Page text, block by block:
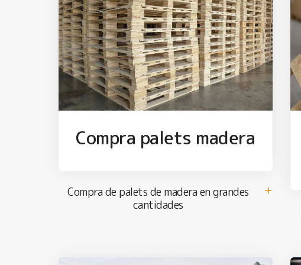
Compra palets madera
Compra de palets de madera en grandes
cantidades